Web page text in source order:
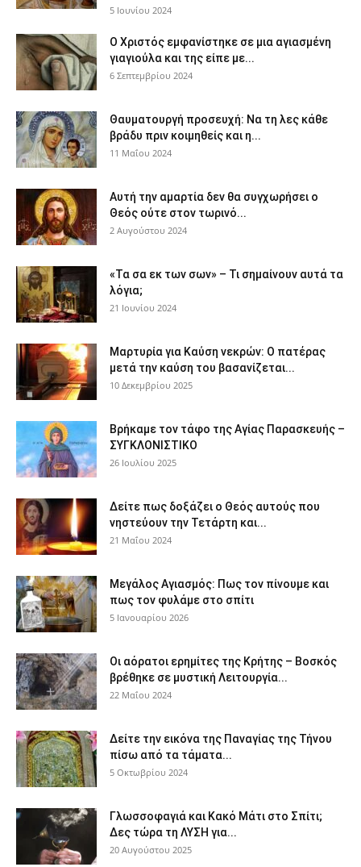
5 Ιουνίου 2024
Ο Χριστός εμφανίστηκε σε μια αγιασμένη
γιαγιούλα και της είπε με...
6 Σεπτεμβρίου 2024
Θαυματουργή προσευχή: Να τη λες κάθε
βράδυ πριν κοιμηθείς και η...
11 Μαΐου 2024
Αυτή την αμαρτία δεν θα συγχωρήσει ο
Θεός ούτε στον τωρινό...
2 Αυγούστου 2024
«Τα σα εκ των σων» – Τι σημαίνουν αυτά τα
λόγια;
21 Ιουνίου 2024
Μαρτυρία για Καύση νεκρών: Ο πατέρας
μετά την καύση του βασανίζεται...
10 Δεκεμβρίου 2025
Βρήκαμε τον τάφο της Αγίας Παρασκευής –
ΣΥΓΚΛΟΝΙΣΤΙΚΟ
26 Ιουλίου 2025
Δείτε πως δοξάζει ο Θεός αυτούς που
νηστεύουν την Τετάρτη και...
21 Μαΐου 2024
Μεγάλος Αγιασμός: Πως τον πίνουμε και
πως τον φυλάμε στο σπίτι
5 Ιανουαρίου 2026
Οι αόρατοι ερημίτες της Κρήτης – Βοσκός
βρέθηκε σε μυστική Λειτουργία...
22 Μαΐου 2024
Δείτε την εικόνα της Παναγίας της Τήνου
πίσω από τα τάματα...
5 Οκτωβρίου 2024
Γλωσσοφαγιά και Κακό Μάτι στο Σπίτι;
Δες τώρα τη ΛΥΣΗ για...
20 Αυγούστου 2025